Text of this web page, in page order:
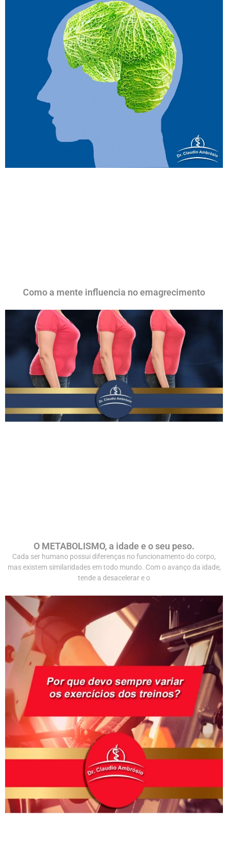
Como a mente influencia no emagrecimento
O METABOLISMO, a idade e o seu peso.
Cada ser humano possui diferenças no funcionamento do corpo,
mas existem similaridades em todo mundo. Com o avanço da idade,
tende a desacelerar e o